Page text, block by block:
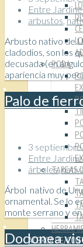
PODA
TAREAS
ACERCA DE/
Entre
arbustos,
Arbusto nativo de
cladodios, son los
decusada (en
apariencia muy
Palo de
3
Entre
árboles,
Árbol nativo de
ornamental. Se lo
monte serrano y
Dodonea